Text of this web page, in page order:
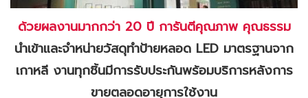
ด้วยผลงานมากกว่า 20 ปี การันตีคุณภาพ คุณธรรม
นำเข้าและจำหน่ายวัสดุทำป้ายหลอด LED มาตรฐานจาก
เกาหลี งานทุกชิ้นมีการรับประกันพร้อมบริการหลังการ
ขายตลอดอายุการใช้งาน